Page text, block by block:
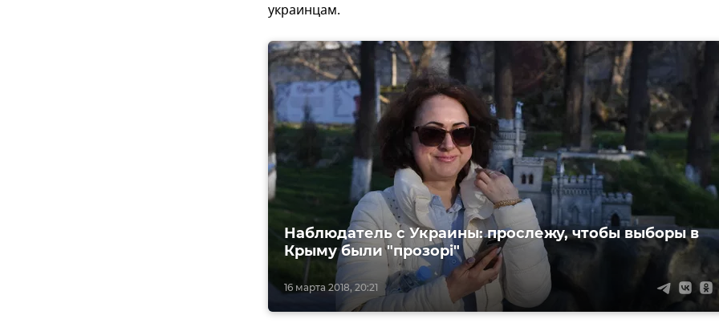
украинцам.
16 марта 2018, 20:21
Наблюдатель с Украины: прослежу, чтобы выборы в
Крыму были "прозорi"